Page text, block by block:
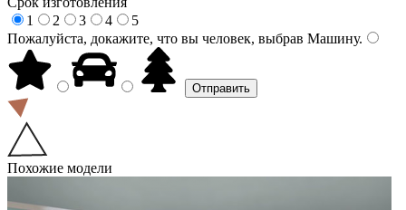
1
2 3 4
5
Пожалуйста, докажите, что вы человек, выбрав Машину.
Похожие модели